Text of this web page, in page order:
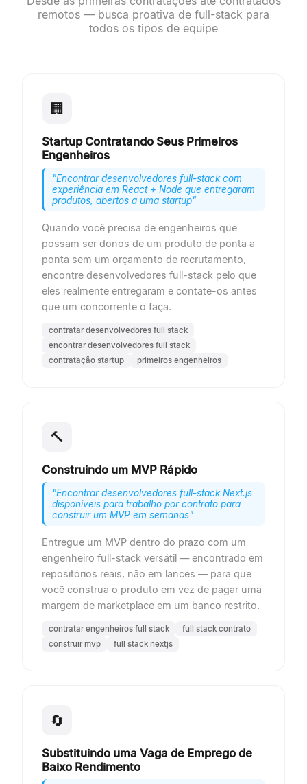
remotos — busca proativa de full-stack para
todos os tipos de equipe
🏢
Startup Contratando Seus Primeiros
Engenheiros
"Encontrar desenvolvedores full-stack com
experiência em React + Node que entregaram
produtos, abertos a uma startup"
Quando você precisa de engenheiros que
possam ser donos de um produto de ponta a
ponta sem um orçamento de recrutamento,
encontre desenvolvedores full-stack pelo que
eles realmente entregaram e contate-os antes
que um concorrente o faça.
contratar desenvolvedores full stack
encontrar desenvolvedores full stack
contratação startup
primeiros engenheiros
🔨
Construindo um MVP Rápido
"Encontrar desenvolvedores full-stack Next.js
disponíveis para trabalho por contrato para
construir um MVP em semanas"
Entregue um MVP dentro do prazo com um
engenheiro full-stack versátil — encontrado em
repositórios reais, não em lances — para que
você construa o produto em vez de pagar uma
margem de marketplace em um banco restrito.
contratar engenheiros full stack
full stack contrato
construir mvp
full stack nextjs
🔄
Substituindo uma Vaga de Emprego de
Baixo Rendimento